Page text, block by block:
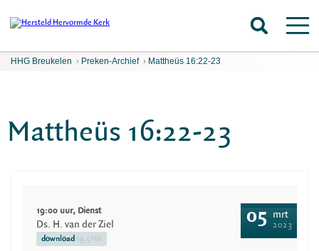
HHG Breukelen › Preken-Archief › Mattheüs 16:22-23
Mattheüs 16:22-23
19:00 uur, Dienst
Ds. H. van der Ziel
download 19.5MB
05 mrt
2023